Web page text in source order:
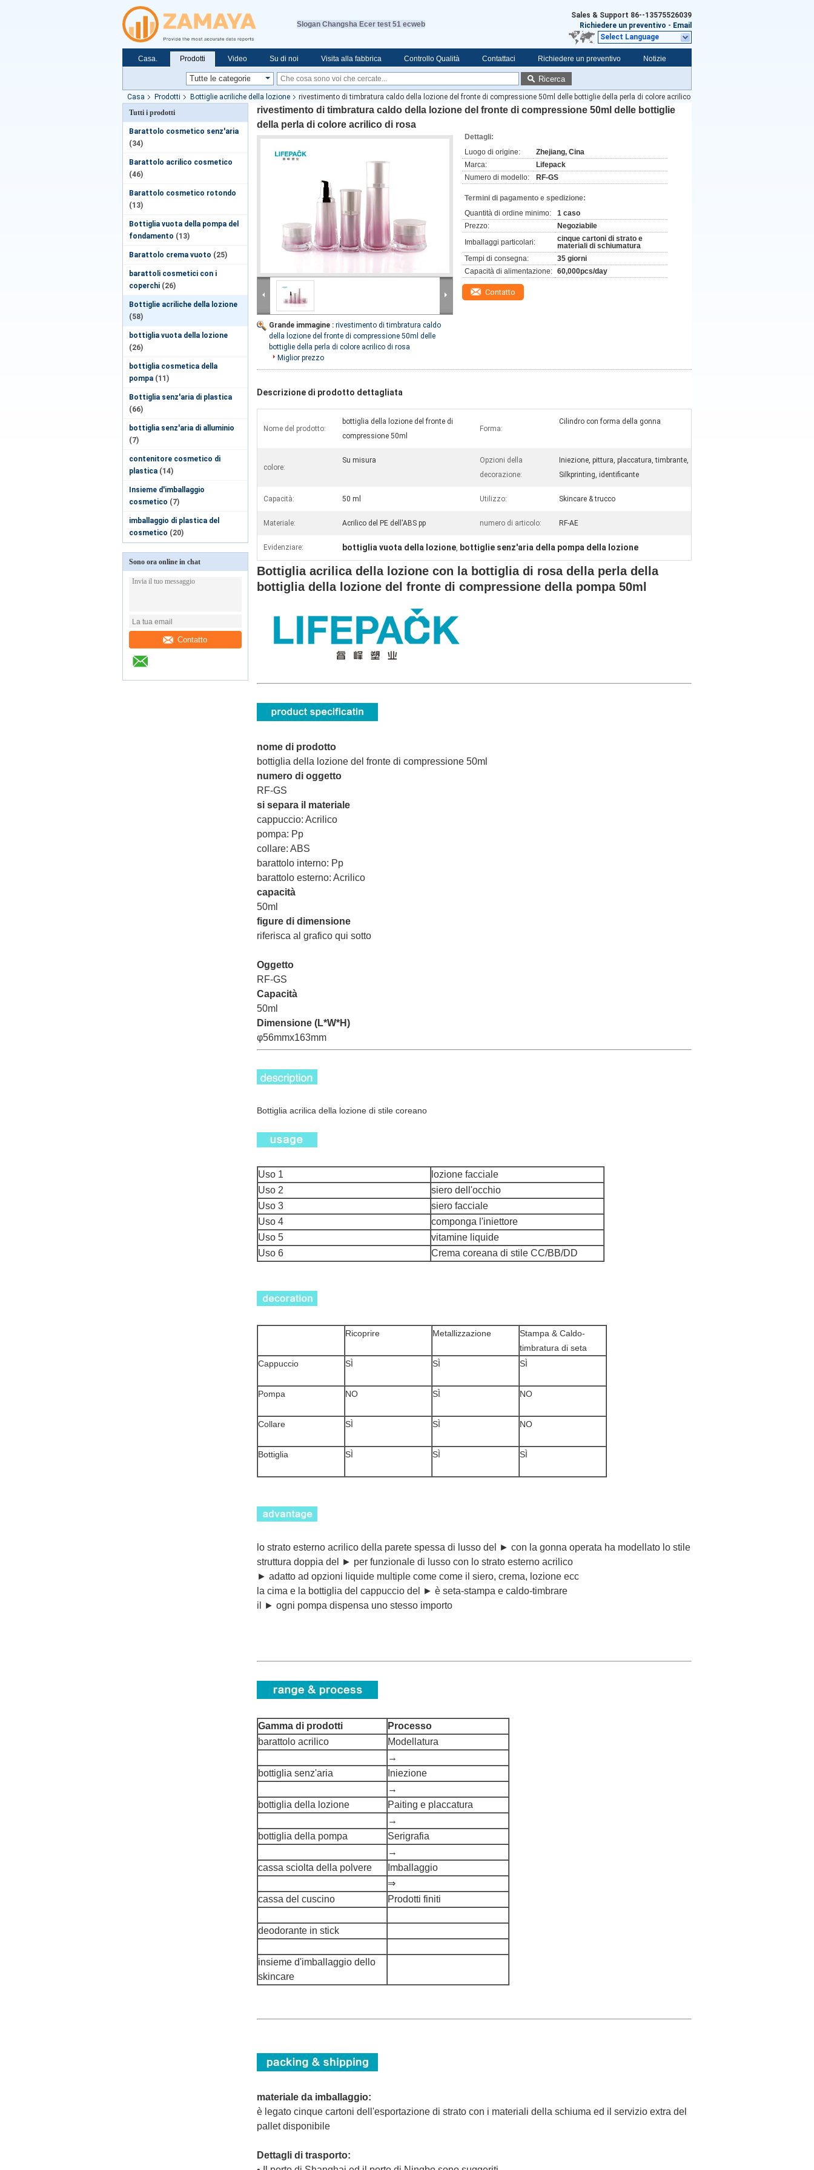
Slogan Changsha Ecer test 51 ecweb
Sales & Support 86--13575526039
Richiedere un preventivo - Email
Select Language
Casa. Prodotti Video Su di noi Visita alla fabbrica Controllo Qualità Contattaci Richiedere un preventivo Notizie
Ricerca
Casa Prodotti Bottiglie acriliche della lozione
rivestimento di timbratura caldo della lozione del fronte di compressione 50ml delle bottiglie della perla di colore acrilico
di rosa
Tutti i prodotti
Barattolo cosmetico senz'aria
(34)
Barattolo acrilico cosmetico
(46)
Barattolo cosmetico rotondo
(13)
Bottiglia vuota della pompa del
fondamento (13)
Barattolo crema vuoto (25)
barattoli cosmetici con i
coperchi (26)
Bottiglie acriliche della lozione
(58)
bottiglia vuota della lozione
(26)
bottiglia cosmetica della
pompa (11)
Bottiglia senz'aria di plastica
(66)
bottiglia senz'aria di alluminio
(7)
contenitore cosmetico di
plastica (14)
Insieme d'imballaggio
cosmetico (7)
imballaggio di plastica del
cosmetico (20)
Sono ora online in chat
Contatto
rivestimento di timbratura caldo della lozione del fronte di compressione 50ml delle bottiglie
della perla di colore acrilico di rosa
Grande immagine : rivestimento di timbratura caldo
della lozione del fronte di compressione 50ml delle
bottiglie della perla di colore acrilico di rosa
Miglior prezzo
Dettagli:
Luogo di origine:
Zhejiang, Cina
Marca:
Lifepack
Numero di modello:
RF-GS
Termini di pagamento e spedizione:
Quantità di ordine minimo:
1 caso
Prezzo:
Negoziabile
Imballaggi particolari:
cinque cartoni di strato e
materiali di schiumatura
Tempi di consegna:
35 giorni
Capacità di alimentazione: 60,000pcs/day
Contatto
Descrizione di prodotto dettagliata
Nome del prodotto:
bottiglia della lozione del fronte di
compressione 50ml
Forma:
Cilindro con forma della gonna
colore:
Su misura
Opzioni della
decorazione:
Iniezione, pittura, placcatura, timbrante,
Silkprinting, identificante
Capacità: 50 ml Utilizzo: Skincare & trucco
Materiale: Acrilico del PE dell'ABS pp numero di articolo: RF-AE
Evidenziare: bottiglia vuota della lozione, bottiglie senz'aria della pompa della lozione
Bottiglia acrilica della lozione con la bottiglia di rosa della perla della
bottiglia della lozione del fronte di compressione della pompa 50ml
nome di prodotto
bottiglia della lozione del fronte di compressione 50ml
numero di oggetto
RF-GS
si separa il materiale
cappuccio: Acrilico
pompa: Pp
collare: ABS
barattolo interno: Pp
barattolo esterno: Acrilico
capacità
50ml
figure di dimensione
riferisca al grafico qui sotto
Oggetto
RF-GS
Capacità
50ml
Dimensione (L*W*H)
φ56mmx163mm
Bottiglia acrilica della lozione di stile coreano
Uso 1
lozione facciale
Uso 2
siero dell'occhio
Uso 3
siero facciale
Uso 4
componga l'iniettore
Uso 5
vitamine liquide
Uso 6
Crema coreana di stile CC/BB/DD
Ricoprire Metallizzazione
Stampa & Caldo-
timbratura di seta
Cappuccio
SÌ SÌ SÌ
Pompa NO SÌ NO
Collare SÌ SÌ NO
Bottiglia SÌ SÌ SÌ
lo strato esterno acrilico della parete spessa di lusso del ► con la gonna operata ha modellato lo stile
struttura doppia del ► per funzionale di lusso con lo strato esterno acrilico
► adatto ad opzioni liquide multiple come come il siero, crema, lozione ecc
la cima e la bottiglia del cappuccio del ► è seta-stampa e caldo-timbrare
il ► ogni pompa dispensa uno stesso importo
Gamma di prodotti
Processo
barattolo acrilico
Modellatura
→
bottiglia senz'aria
Iniezione
→
bottiglia della lozione
Paiting e placcatura
→
bottiglia della pompa
Serigrafia
→
cassa sciolta della polvere
Imballaggio
⇒
cassa del cuscino
Prodotti finiti
deodorante in stick
insieme d'imballaggio dello
skincare
materiale da imballaggio:
è legato cinque cartoni dell'esportazione di strato con i materiali della schiuma ed il servizio extra del
pallet disponibile
Dettagli di trasporto: